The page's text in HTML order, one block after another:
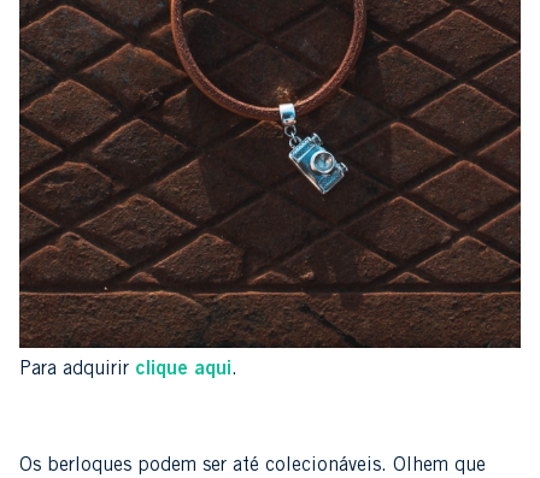
Para adquirir clique aqui.
Os berloques podem ser até colecionáveis. Olhem que